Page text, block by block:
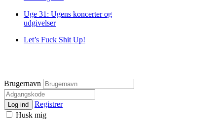
Uge 31: Ugens koncerter og
udgivelser
Let’s Fuck Shit Up!
Brugernavn
Log ind
Registrer
Husk mig